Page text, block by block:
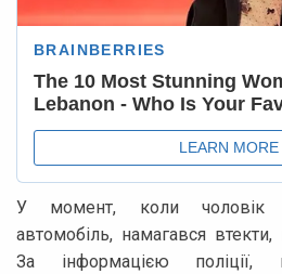
У момент, коли чоловік
автомобіль, намагався
За інформацією поліції,